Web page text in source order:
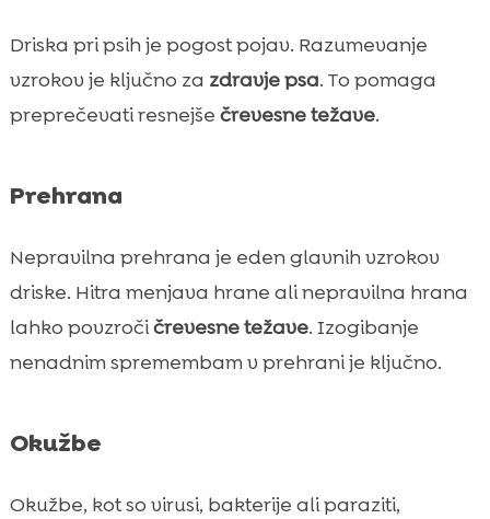
Driska pri psih je pogost pojav. Razumevanje
vzrokov je ključno za zdravje psa. To pomaga
preprečevati resnejše črevesne težave.
Prehrana
Nepravilna prehrana je eden glavnih vzrokov
driske. Hitra menjava hrane ali nepravilna hrana
lahko povzročičrevesne težave. Izogibanje
nenadnim spremembam v prehrani je ključno.
Okužbe
Okužbe, kot so virusi, bakterije ali paraziti,